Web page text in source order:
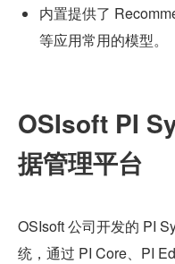
内置提供了
等应用常用的模型。
OSIsoft PI
据管理平台
OSIsoft 公司开发的 PI
统，通过 PI Core、PI